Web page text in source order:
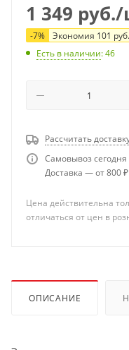
1 349 руб./
-7% Экономия 101 руб.
Есть в наличии: 46
Рассчитать
Самовывоз
Доставка — от 800 ₽
Цена действительна
отличаться от цен в
ОПИСАНИЕ